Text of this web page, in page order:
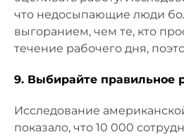
что недосыпающие люди
выгоранием, чем те, кто
течение рабочего дня,
9. Выбирайте правильное
Исследование
показало, что 10 000